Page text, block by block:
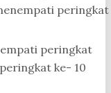
peringkat
peringkat
ke- 10